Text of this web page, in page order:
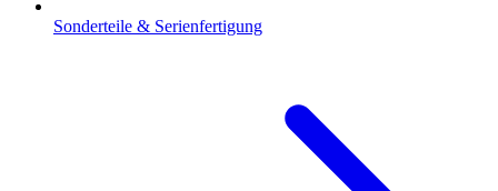
Sonderteile & Serienfertigung